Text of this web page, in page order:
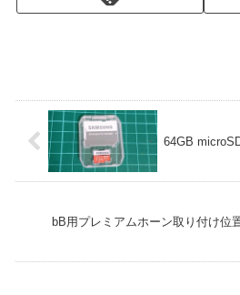
64GB
bB用プレミアムホーン取り付け位